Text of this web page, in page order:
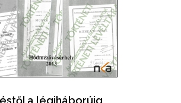
a légiháborúig​